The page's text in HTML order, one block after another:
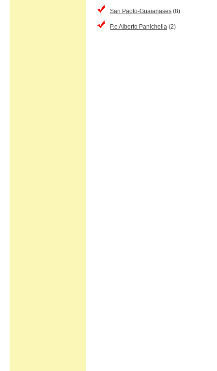
San Paolo-Guaianases (8)
P.e Alberto Panichella (2)